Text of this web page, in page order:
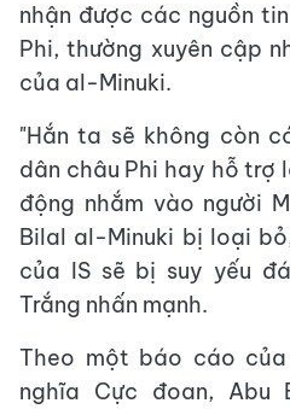
nhận được các nguồn
Phi, thường xuyên cập
của al-Minuki.
"Hắn ta sẽ không còn
dân châu Phi hay hỗ trợ
động nhắm vào người
Bilal al-Minuki bị loại
của IS sẽ bị suy yếu
Trắng nhấn mạnh.
Theo một báo cáo
nghĩa Cực đoan, Abu